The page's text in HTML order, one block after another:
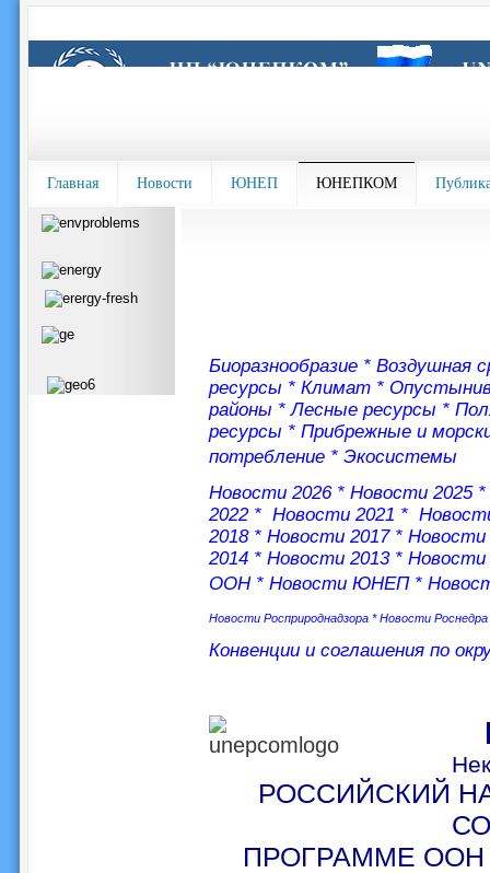
Главная Новости ЮНЕП ЮНЕПКОМ
Биоразнообразие * Воздушная
ресурсы * Климат *
районы *Лесные ресурсы *
ресурсы * Прибрежные и
потребление * Экосистемы
Новости 2026 * Новости 2025*
2022* Новости 2021 *
2018* Новости 2017* Новости
2014 * Новости 2013 * Новости
ООН* Новости ЮНЕП*
Новости Росприроднадзора*Новости Роснедра
Конвенции и соглашения по
РОССИЙСКИЙ
ПРОГРАММЕ